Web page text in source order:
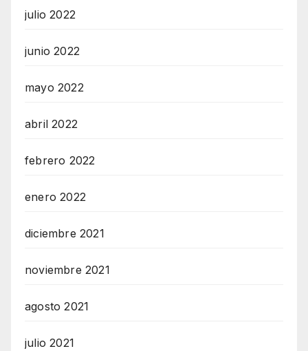
julio 2022
junio 2022
mayo 2022
abril 2022
febrero 2022
enero 2022
diciembre 2021
noviembre 2021
agosto 2021
julio 2021